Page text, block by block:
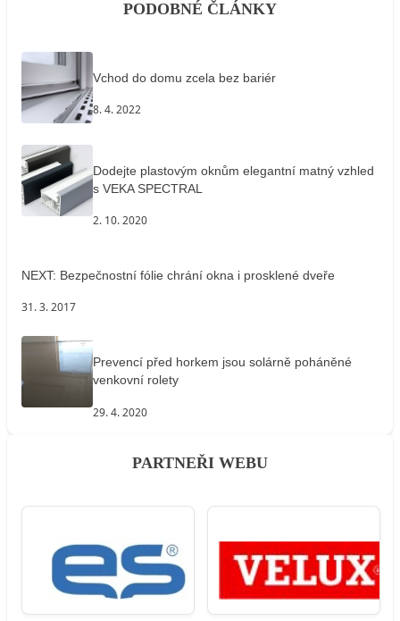
PODOBNÉ ČLÁNKY
Vchod do domu zcela bez bariér
8. 4. 2022
Dodejte plastovým oknům elegantní matný vzhled
s VEKA SPECTRAL
2. 10. 2020
NEXT: Bezpečnostní fólie chrání okna i prosklené dveře
31. 3. 2017
Prevencí před horkem jsou solárně poháněné
venkovní rolety
29. 4. 2020
PARTNEŘI WEBU